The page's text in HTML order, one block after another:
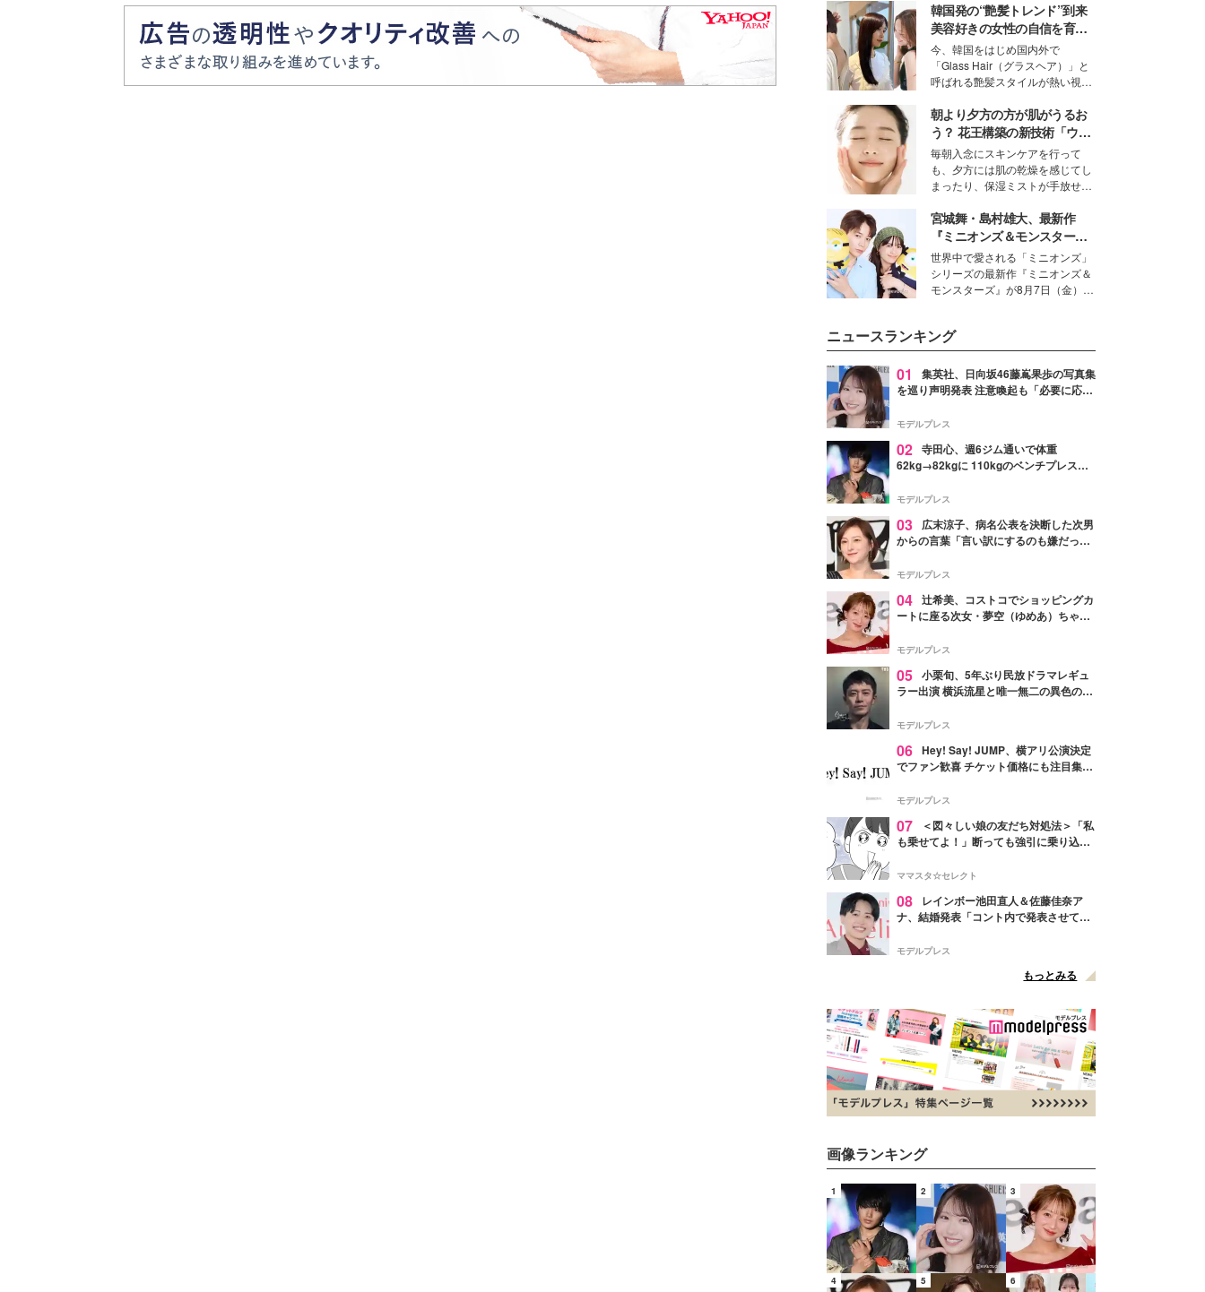
取締役兼クリエイティブディレク
ター・茅野しのぶ。一人ひとりの
個性に寄り添い、魅力を引き出す
衣装作りは、多くの女性たちに勇
気と自信を与え続けている。
韓国発の“艶髪トレンド”到来
美容好きの女性の自信を育む
「ヘアケア事情」って？
今、韓国をはじめ国内外で
「Glass Hair（グラスヘア）」と
呼ばれる艶髪スタイルが熱い視線
ションの完成度を高めるベースと
して、“髪そのものの美しさ”に改
めて注目する人が増えている様
子。今回は、そんな憧れの艶やか
な髪を日常で叶える、美容好きの
女性たちのヘアケア事情を紹介し
ます。
朝より夕方の方が肌がうるお
う？ 花王構築の新技術「ウォ
ーターキャプチャリングスキ
ン（捕水肌）」がスキンケア
の常識を変える予感
毎朝入念にスキンケアを行って
も、夕方には肌の乾燥を感じてし
まったり、保湿ミストが手放せな
な美容の常識を大きく変える可能
性を秘めた、革新的な「Water
Capturing Skin（ウォーターキャ
プチャリングスキン：捕水肌）」
技術を、花王が構築した。
宮城舞・島村雄大、最新作
『ミニオンズ＆モンスター
ズ』の魅力熱弁 ハチャメチャ
だけじゃない“友情と絆”に感
動
世界中で愛される「ミニオンズ」
シリーズの最新作『ミニオンズ＆
モンスターズ』が8月7日（金）に
デルの宮城舞と島村雄大の特別対
談をお届け！それぞれの視点か
ら、今作ならではの魅力や予想外
の感動をもたらす奥深いストーリ
た。
ニュースランキング
01
集英社、日向坂46藤嶌果歩の写真集
を巡り声明発表 注意喚起も「必要に応じ
モデルプレス
02 寺田心、週6ジム通いで体重
62kg→82kgに 110kgのベンチプレス持
「かっこいい」と反響
モデルプレス
03
広末涼子、病名公表を決断した次男
からの言葉「言い訳にするのも嫌だっ
モデルプレス
04 辻希美、コストコでショッピングカ
ートに座る次女・夢空（ゆめあ）ちゃん
ぎ」「成長を感じる」の声
モデルプレス
05 小栗旬、5年ぶり民放ドラマレギュ
ラー出演 横浜流星と唯一無二の異色のバ
モデルプレス
06 Hey! Say! JUMP、横アリ公演決定
でファン歓喜 チケット価格にも注目集ま
モデルプレス
07
＜図々しい娘の友だち対処法＞「私
も乗せてよ！」断っても強引に乗り込ん
ママスタ☆セレクト
08
レインボー池田直人＆佐藤佳奈ア
ナ、結婚発表「コント内で発表させてい
点変更のため
モデルプレス
もっとみる
画像ランキング
1 2 3
4 5 6